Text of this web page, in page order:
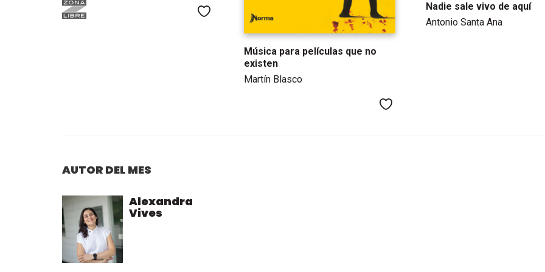
Nadie sale vivo de aquí
Antonio Santa Ana
Música para películas que no
existen
Martín Blasco
AUTOR DEL MES
Alexandra
Vives